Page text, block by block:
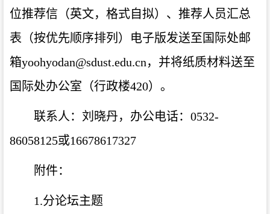
位推荐信（英文，格式自拟）、推荐人员汇总
表（按优先顺序排列）电子版发送至国际处邮
箱yoohyodan@sdust.edu.cn，并将纸质材料送至
国际处办公室（行政楼420）。
联系人：刘晓丹，办公电话：0532-
86058125或16678617327
附件：
1.分论坛主题